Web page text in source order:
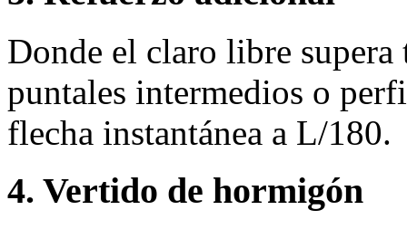
Donde el claro libre supera
puntales intermedios o
flecha instantánea a L/180.
4. Vertido de hormigón